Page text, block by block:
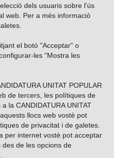
dels usuaris sobre l'ús
web. Per a més informació
el botó "Acceptar" o
les "Mostra les
UNITAT POPULAR
de tercers, les polítiques de
la CANDIDATURA UNITAT
llocs web vostè pot
de privacitat i de galetes.
per internet vostè pot acceptar
de les opcions de
al nostre butlletí?
xarxes socials